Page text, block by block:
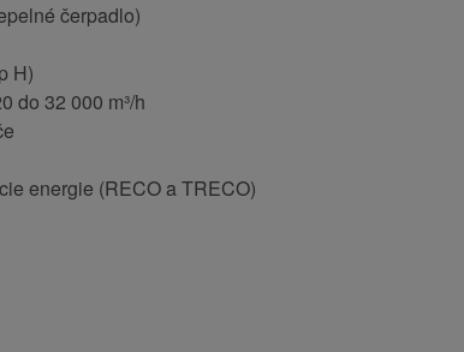
čerpadlo)
H)
do 32 000 m³/h
energie (RECO a TRECO)